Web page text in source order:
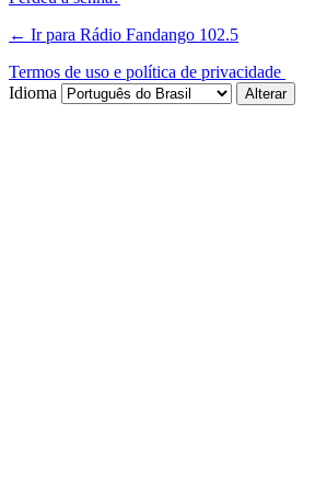
← Ir para Rádio Fandango 102.5
Termos de uso e política de privacidade
Idioma